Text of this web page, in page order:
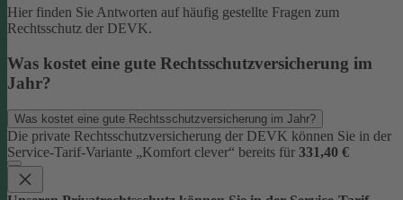
Hier finden Sie Antworten auf häufig gestellte Fragen zum
Rechtsschutz der DEVK.
Was kostet eine gute Rechtsschutzversicherung im
Jahr?
Was kostet eine gute Rechtsschutzversicherung im Jahr?
Die private Rechtsschutzversicherung der DEVK können Sie in der
Service-Tarif-Variante „Komfort clever“ bereits für 331,40 €